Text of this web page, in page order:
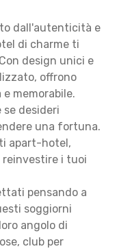
dall'autenticità e
di charme ti
design unici e
offrono
memorabile.
desideri
una fortuna.
apart-hotel,
i tuoi
pensando a
soggiorni
angolo di
club per